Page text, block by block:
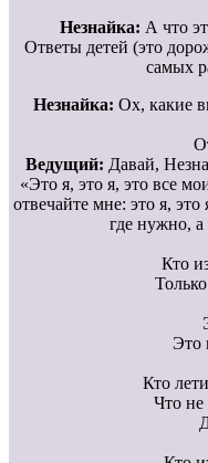
Незнайка: А что
Ответы детей (это
самых
Незнайка: Ох, какие
Ведущий: Давай,
«Это я, это я, это все
отвечайте мне: это я,
где нужно,
Кто
Это
Кто
Что не